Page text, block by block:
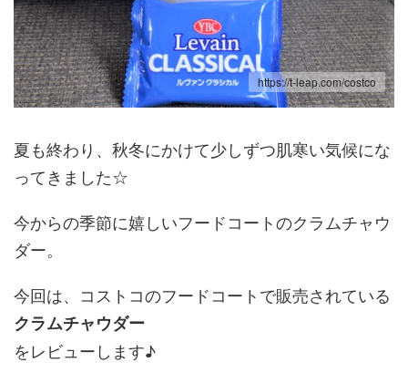
https://t-leap.com/costco
夏も終わり、秋冬にかけて少しずつ肌寒い気候にな
ってきました☆
今からの季節に嬉しいフードコートのクラムチャウ
ダー。
今回は、コストコのフードコートで販売されている
クラムチャウダー
をレビューします♪